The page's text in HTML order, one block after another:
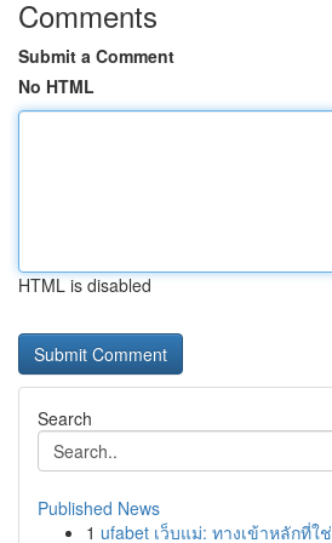
Comments
Submit a Comment
No HTML
HTML is disabled
Search
Published News
1 ufabet เว็บแม่: ทางเข้าหลักที่ใช่